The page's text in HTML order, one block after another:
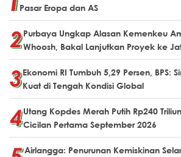
Pasar Eropa dan AS
Purbaya Ungkap Alasan Kemenkeu
Whoosh, Bakal Lanjutkan Proyek ke
Ekonomi RI Tumbuh 5,29 Persen, BPS:
Kuat di Tengah Kondisi Global
Utang Kopdes Merah Putih Rp240
Cicilan Pertama September 2026
Airlangga: Penurunan Kemiskinan